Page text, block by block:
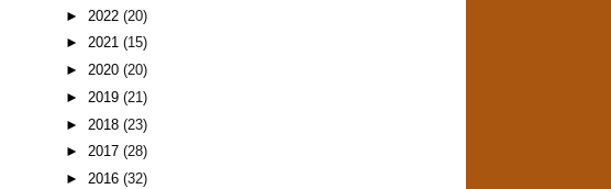
► 2022 (20)
► 2021 (15)
► 2020 (20)
► 2019 (21)
► 2018 (23)
► 2017 (28)
► 2016 (32)